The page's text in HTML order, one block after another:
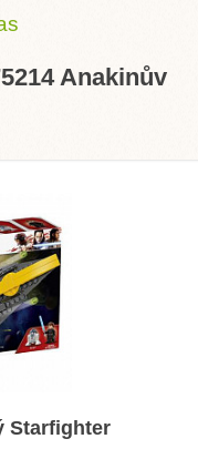
Anakinův
Starfighter